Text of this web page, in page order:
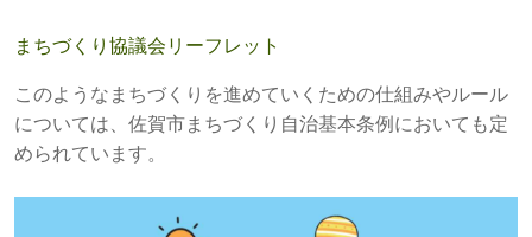
まちづくり協議会リーフレット
このようなまちづくりを進めていくための仕組みやルール
については、佐賀市まちづくり自治基本条例においても定
められています。